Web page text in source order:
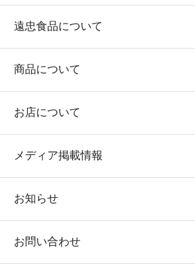
遠忠食品について
商品について
お店について
メディア掲載情報
お知らせ
お問い合わせ